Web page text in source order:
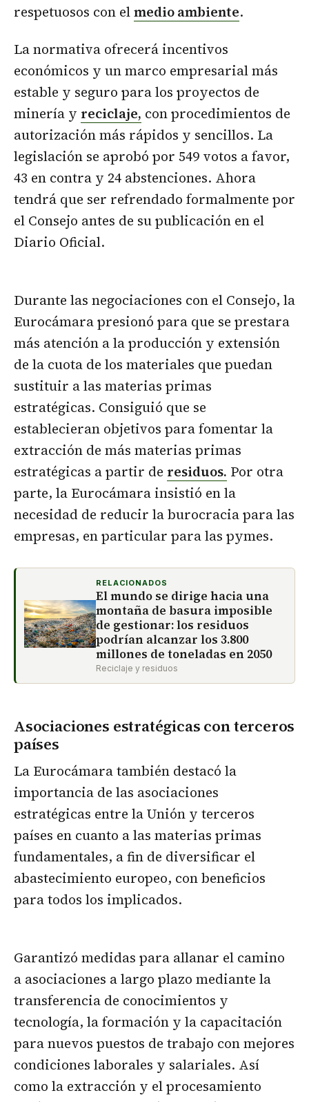
respetuosos con elmedio ambiente.
La normativa ofrecerá incentivos
económicos y un marco empresarial más
estable y seguro para los proyectos de
minería y reciclaje, con procedimientos de
autorización más rápidos y sencillos. La
legislación se aprobó por 549 votos a favor,
43 en contra y 24 abstenciones. Ahora
tendrá que ser refrendado formalmente por
el Consejo antes de su publicación en el
Diario Oficial.
Durante las negociaciones con el Consejo, la
Eurocámara presionó para que se prestara
más atención a la producción y extensión
de la cuota de los materiales que puedan
sustituir a las materias primas
estratégicas. Consiguió que se
establecieran objetivos para fomentar la
extracción de más materias primas
estratégicas a partir de residuos. Por otra
parte, la Eurocámara insistió en la
necesidad de reducir la burocracia para las
empresas, en particular para las pymes.
RELACIONADOS
El mundo se dirige hacia una
montaña de basura imposible
de gestionar: los residuos
podrían alcanzar los 3.800
millones de toneladas en 2050
Reciclaje y residuos
Asociaciones estratégicas con terceros
países
La Eurocámara también destacó la
importancia de las asociaciones
estratégicas entre la Unión y terceros
países en cuanto a las materias primas
fundamentales, a fin de diversificar el
abastecimiento europeo, con beneficios
para todos los implicados.
Garantizó medidas para allanar el camino
a asociaciones a largo plazo mediante la
transferencia de conocimientos y
tecnología, la formación y la capacitación
para nuevos puestos de trabajo con mejores
condiciones laborales y salariales. Así
como la extracción y el procesamiento